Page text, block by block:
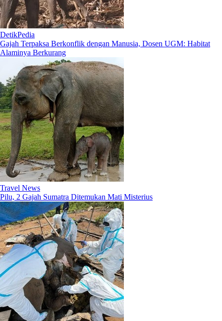
DetikPedia
Gajah Terpaksa Berkonflik dengan Manusia, Dosen UGM: Habitat
Alaminya Berkurang
Travel News
Pilu, 2 Gajah Sumatra Ditemukan Mati Misterius